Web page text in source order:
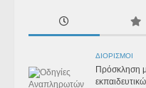
ΔΙΟΡΙΣΜΟΊ
Πρόσκληση